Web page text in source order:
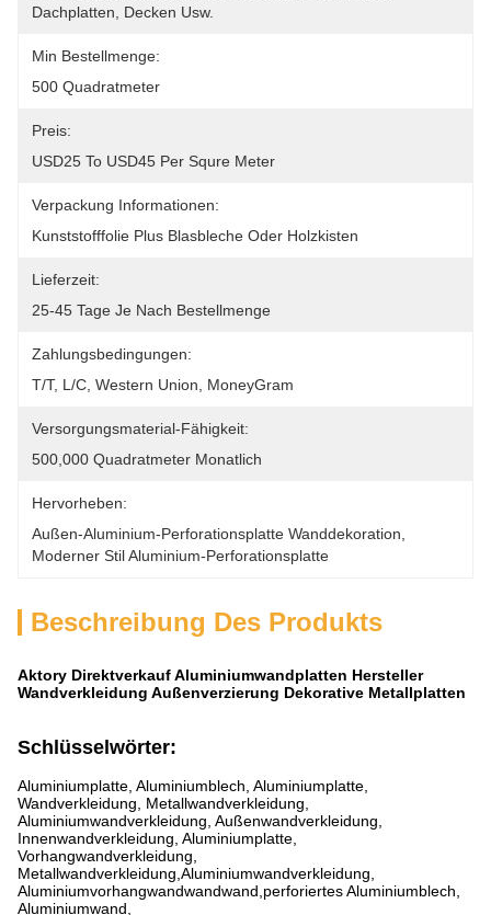
Dachplatten, Decken Usw.
Min Bestellmenge:
500 Quadratmeter
Preis:
USD25 To USD45 Per Squre Meter
Verpackung Informationen:
Kunststofffolie Plus Blasbleche Oder Holzkisten
Lieferzeit:
25-45 Tage Je Nach Bestellmenge
Zahlungsbedingungen:
T/T, L/C, Western Union, MoneyGram
Versorgungsmaterial-Fähigkeit:
500,000 Quadratmeter Monatlich
Hervorheben:
Außen-Aluminium-Perforationsplatte Wanddekoration
Moderner Stil Aluminium-Perforationsplatte
Beschreibung Des Produkts
Aktory Direktverkauf Aluminiumwandplatten Hersteller
Wandverkleidung Außenverzierung Dekorative Metallplatten
Schlüsselwörter:
Aluminiumplatte, Aluminiumblech, Aluminiumplatte,
Wandverkleidung, Metallwandverkleidung,
Aluminiumwandverkleidung, Außenwandverkleidung,
Innenwandverkleidung, Aluminiumplatte,
Vorhangwandverkleidung,
Metallwandverkleidung,Aluminiumwandverkleidung,
Aluminiumvorhangwandwandwand,perforiertes Aluminiumblech,
Aluminiumwand,